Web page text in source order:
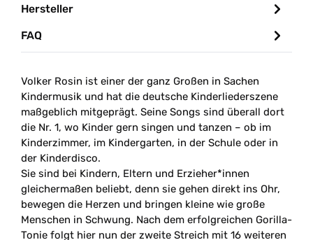
Hersteller
FAQ
Volker Rosin ist einer der ganz Großen in Sachen
Kindermusik und hat die deutsche Kinderliederszene
maßgeblich mitgeprägt. Seine Songs sind überall dort
die Nr. 1, wo Kinder gern singen und tanzen – ob im
Kinderzimmer, im Kindergarten, in der Schule oder in
der Kinderdisco.
Sie sind bei Kindern, Eltern und Erzieher*innen
gleichermaßen beliebt, denn sie gehen direkt ins Ohr,
bewegen die Herzen und bringen kleine wie große
Menschen in Schwung. Nach dem erfolgreichen Gorilla-
Tonie folgt hier nun der zweite Streich mit 16 weiteren